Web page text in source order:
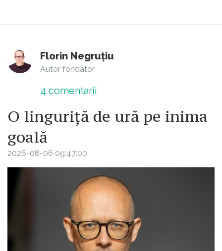
Florin Negruțiu
Autor fondator
4 comentarii
O linguriță de ură pe inima
goală
2026-08-06 09:47:00